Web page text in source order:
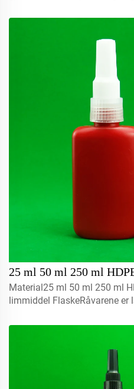
egendesignKappemist-
25 ml 50 ml 250 ml
Material25 ml 50 ml 250 ml
limmiddel FlaskeRåvarene er
matvareemballasje.Volum5